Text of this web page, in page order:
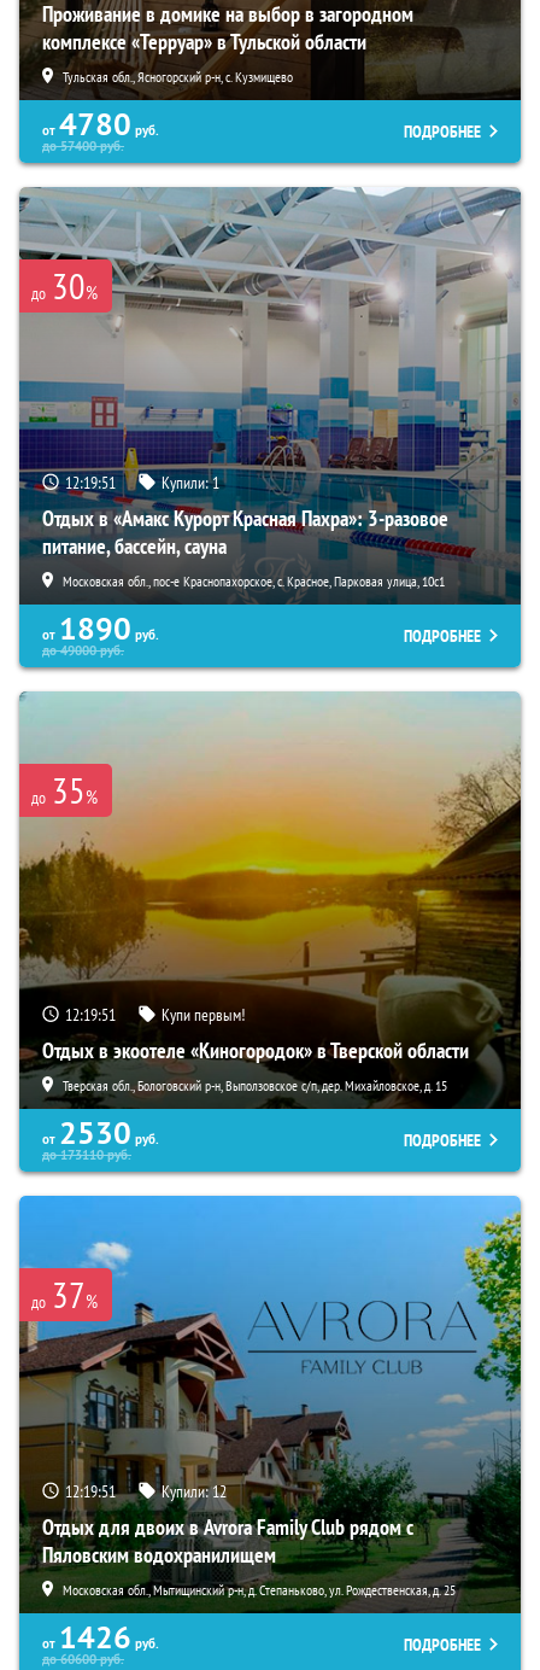
Проживание в домике на выбор в загородном
комплексе «Терруар» в Тульской области
Тульская обл., Ясногорский р-н, с. Кузмищево
от 4780 руб.
до57400руб.
ПОДРОБНЕЕ
до 30%
12:19:50 Купили:1
Отдых в «Амакс Курорт ‎Красная Пахра»: 3-разовое
питание, бассейн, сауна
Московская обл., пос-е Краснопахорское, с. Красное, Парковая улица, 10с1
от 1890 руб.
до49000руб.
ПОДРОБНЕЕ
до 35%
12:19:50 Купи первым!
Отдых в экоотеле «Киногородок» в Тверской области
Тверская обл., Бологовский р-н, Выползовское с/п, дер. Михайловское, д. 15
от 2530 руб.
до173110руб.
ПОДРОБНЕЕ
до 37%
12:19:50 Купили:12
Отдых для двоих в Avrora Family Club рядом с
Пяловским водохранилищем
Московская обл., Мытищинский р-н, д. Степаньково, ул. Рождественская, д. 25
от 1426 руб.
до60600руб.
ПОДРОБНЕЕ